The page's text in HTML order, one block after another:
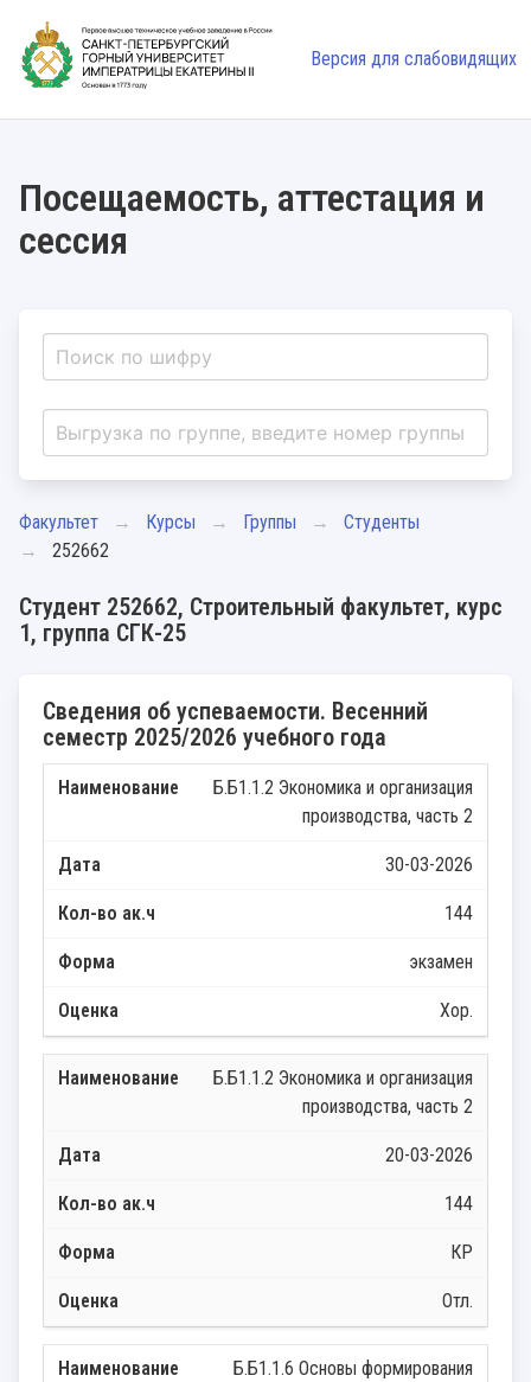
Версия для слабовидящих
Посещаемость, аттестация и
сессия
Факультет Курсы Группы
Студенты
252662
Студент 252662, Строительный факультет, курс
1, группа СГК-25
Сведения об успеваемости. Весенний
семестр 2025/2026 учебного года
Б.Б1.1.2 Экономика и организация
производства, часть 2
30-03-2026
144
экзамен
Хор.
Б.Б1.1.2 Экономика и организация
производства, часть 2
20-03-2026
144
КР
Отл.
Б.Б1.1.6 Основы формирования